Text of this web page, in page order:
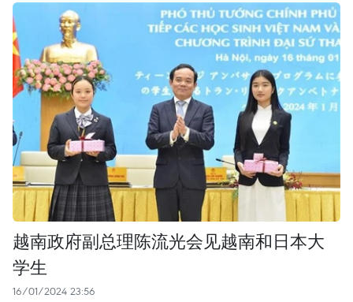
越南政府副总理陈流光会见越南和日本大
学生
16/01/2024 23:56